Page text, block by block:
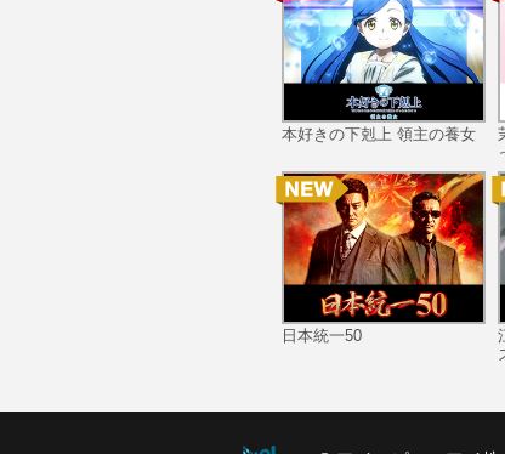
本好きの下剋上 領主の養女
日本統一50